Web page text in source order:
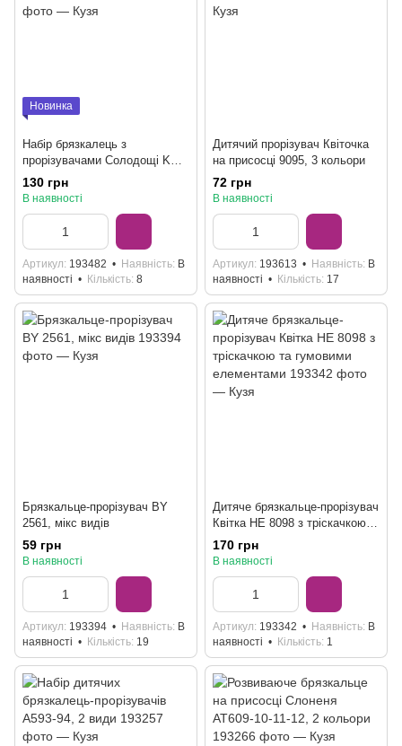
Новинка
Набір брязкалець з
прорізувачами Солодощі KD
225-104, 6 штук
130 грн
В наявності
Артикул 193482 Наявність В
наявності
Кількість 8
Дитячий прорізувач Квіточка
на присосці 9095, 3 кольори
72 грн
В наявності
Артикул 193613 Наявність В
наявності
Кількість 17
Брязкальце-прорізувач BY
2561, мікс видів
59 грн
В наявності
Артикул 193394 Наявність В
наявності
Кількість 19
Дитяче брязкальце-прорізувач
Квітка HE 8098 з тріскачкою
та гумовими елементами
170 грн
В наявності
Артикул 193342 Наявність В
наявності
Кількість 1